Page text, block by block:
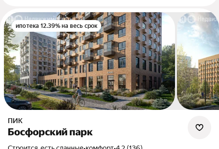
ипотека 12.39% на весь срок
ПИК
Босфорский парк